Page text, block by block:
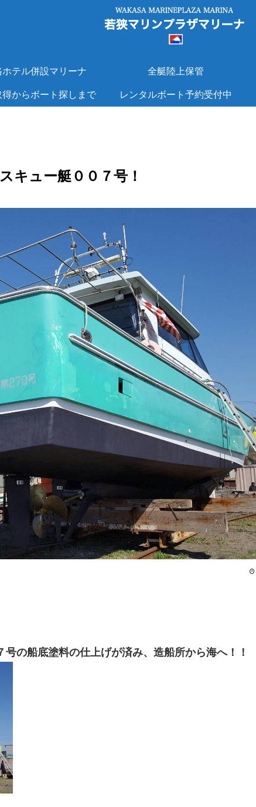
ホテル併設マリーナ 全艇陸上保管
得からボート探しまで レンタルボート予約受付中
キュー艇００７号！
の船底塗料の仕上げが済み、造船所から海へ！！